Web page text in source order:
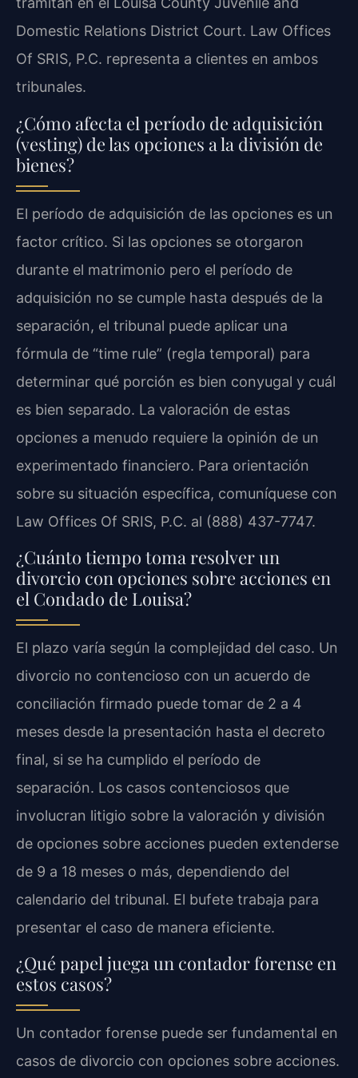
Domestic Relations District Court. Law Offices
Of SRIS, P.C. representa a clientes en ambos
tribunales.
¿Cómo afecta el período de adquisición
(vesting) de las opciones a la división de
bienes?
El período de adquisición de las opciones es un
factor crítico. Si las opciones se otorgaron
durante el matrimonio pero el período de
adquisición no se cumple hasta después de la
separación, el tribunal puede aplicar una
fórmula de “time rule” (regla temporal) para
determinar qué porción es bien conyugal y cuál
es bien separado. La valoración de estas
opciones a menudo requiere la opinión de un
experimentado financiero. Para orientación
sobre su situación específica, comuníquese con
Law Offices Of SRIS, P.C. al (888) 437-7747.
¿Cuánto tiempo toma resolver un
divorcio con opciones sobre acciones en
el Condado de Louisa?
El plazo varía según la complejidad del caso. Un
divorcio no contencioso con un acuerdo de
conciliación firmado puede tomar de 2 a 4
meses desde la presentación hasta el decreto
final, si se ha cumplido el período de
separación. Los casos contenciosos que
involucran litigio sobre la valoración y división
de opciones sobre acciones pueden extenderse
de 9 a 18 meses o más, dependiendo del
calendario del tribunal. El bufete trabaja para
presentar el caso de manera eficiente.
¿Qué papel juega un contador forense en
estos casos?
Un contador forense puede ser fundamental en
casos de divorcio con opciones sobre acciones.